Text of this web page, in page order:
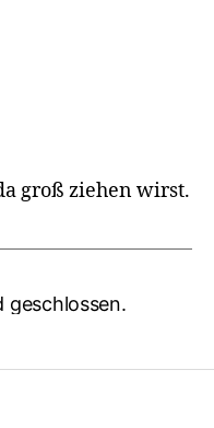
groß ziehen wirst.
geschlossen.